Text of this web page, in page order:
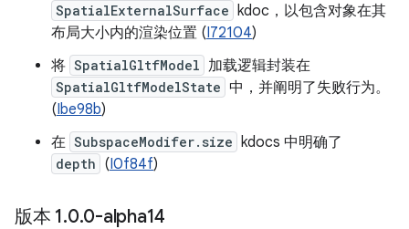
SpatialExternalSurface kdoc，以包含对象在其
布局大小内的渲染位置 (I72104)
将 SpatialGltfModel 加载逻辑封装在
SpatialGltfModelState 中，并阐明了失败行为。
(Ibe98b)
在 SubspaceModifer.size kdocs 中明确了
depth (I0f84f)
版本 1.0.0-alpha14